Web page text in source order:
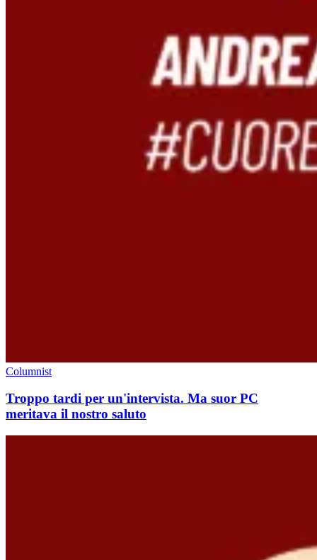
Columnist
Troppo tardi per un'intervista. Ma suor PC
meritava il nostro saluto